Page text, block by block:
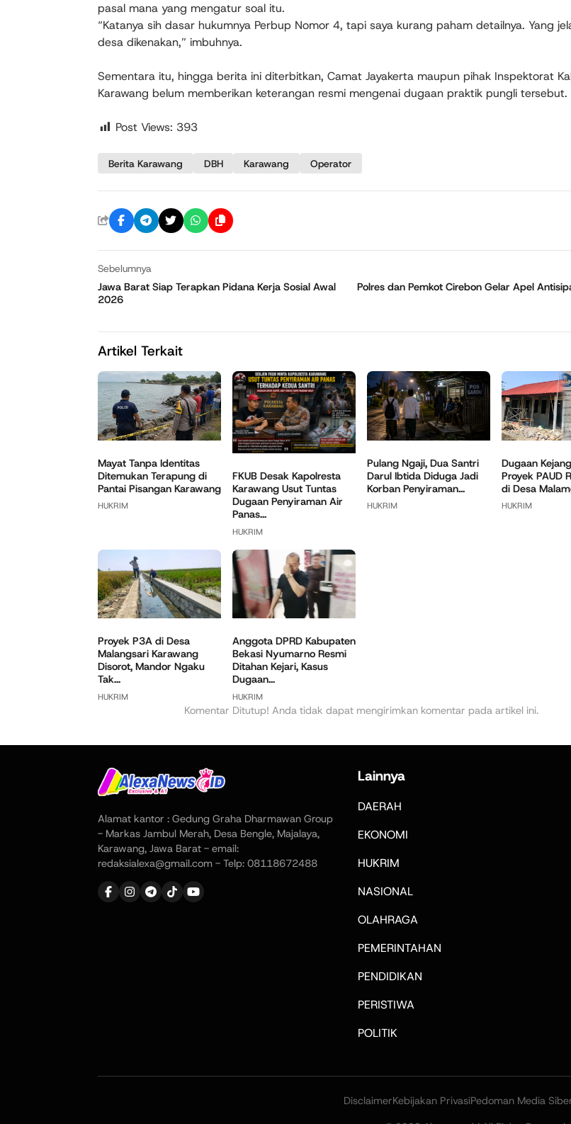
pasal mana yang mengatur soal itu.
“Katanya sih dasar hukumnya Perbup Nomor 4, tapi saya kurang paham detailnya. Yang
desa dikenakan,” imbuhnya.
Sementara itu, hingga berita ini diterbitkan, Camat Jayakerta maupun pihak Inspektorat
Karawang belum memberikan keterangan resmi mengenai dugaan praktik pungli
Post Views: 393
Berita Karawang DBH Karawang Operator
Sebelumnya
Jawa Barat Siap Terapkan Pidana Kerja Sosial Awal
2026
Polres dan Pemkot Cirebon Gelar Apel
Artikel Terkait
Mayat Tanpa Identitas
Ditemukan Terapung di
Pantai Pisangan Karawang
HUKRIM
FKUB Desak Kapolresta
Karawang Usut Tuntas
Dugaan Penyiraman Air
Panas...
HUKRIM
Pulang Ngaji, Dua Santri
Darul Ibtida Diduga Jadi
Korban Penyiraman...
HUKRIM
Dugaan
Proyek PAUD
di Desa
HUKRIM
Proyek P3A di Desa
Malangsari Karawang
Disorot, Mandor Ngaku
Tak...
HUKRIM
Anggota DPRD Kabupaten
Bekasi Nyumarno Resmi
Ditahan Kejari, Kasus
Dugaan...
HUKRIM
Komentar Ditutup! Anda tidak dapat mengirimkan komentar pada artikel ini.
Alamat kantor : Gedung Graha Dharmawan Group
- Markas Jambul Merah, Desa Bengle, Majalaya,
Karawang, Jawa Barat - email:
redaksialexa@gmail.com - Telp: 08118672488
Lainnya
DAERAH
EKONOMI
HUKRIM
NASIONAL
OLAHRAGA
PEMERINTAHAN
PENDIDIKAN
PERISTIWA
POLITIK
DisclaimerKebijakan PrivasiPedoman Media